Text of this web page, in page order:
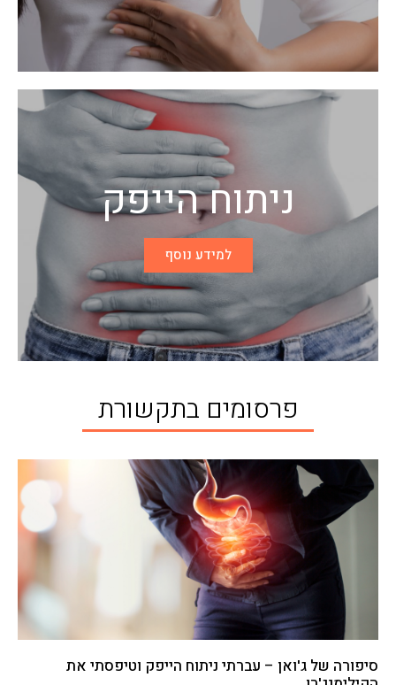
ניתוח הייפק
למידע נוסף
פרסומים בתקשורת
סיפורה של ג'ואן – עברתי ניתוח הייפק וטיפסתי את